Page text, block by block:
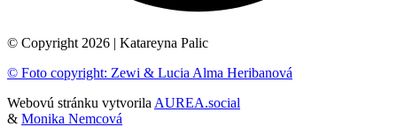
© Copyright 2026 | Katareyna Palic
© Foto copyright: Zewi & Lucia Alma Heribanová
Webovú stránku vytvorila AUREA.social
& Monika Nemcová